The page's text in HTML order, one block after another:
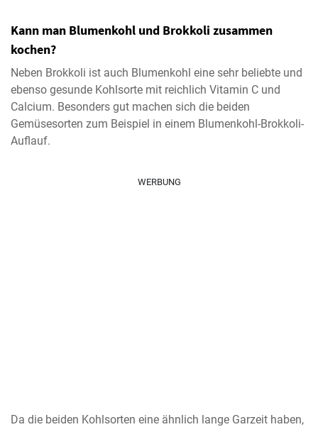
Kann man Blumenkohl und Brokkoli zusammen
kochen?
Neben Brokkoli ist auch Blumenkohl eine sehr beliebte und
ebenso gesunde Kohlsorte mit reichlich Vitamin C und
Calcium. Besonders gut machen sich die beiden
Gemüsesorten zum Beispiel in einem Blumenkohl-Brokkoli-
Auflauf.
WERBUNG
Da die beiden Kohlsorten eine ähnlich lange Garzeit haben,